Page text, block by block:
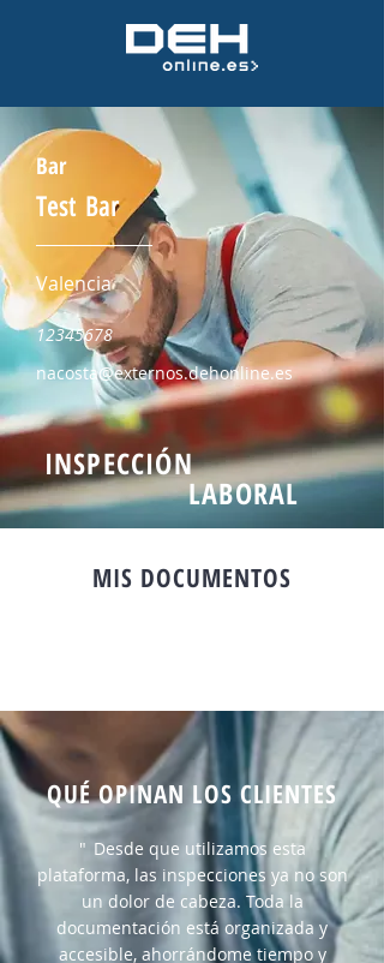
Bar
Test Bar
Valencia
12345678
nacosta@externos.dehonline.es
INSPECCIÓN
LABORAL
MIS DOCUMENTOS
QUÉ OPINAN LOS CLIENTES
" Desde que utilizamos esta
plataforma, las inspecciones ya no son
un dolor de cabeza. Toda la
documentación está organizada y
accesible, ahorrándome tiempo y